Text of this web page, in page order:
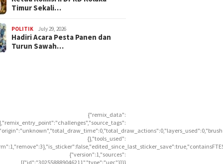
Timur Sekali…
POLITIK July 29, 2026
Hadiri Acara Pesta Panen dan
Turun Sawah…
{"remix_data":
{},"tools_used":
{"version":1,"sources":
[{"id":"302558889046211","type":"ugc"}]}}